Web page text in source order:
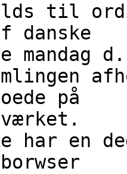
til
danske
på
har en